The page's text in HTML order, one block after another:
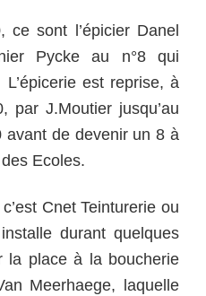
ce sont l’épicier Danel
Pycke au n°8 qui
est reprise, à
par J.Moutier jusqu’au
avant de devenir un 8 à
Ecoles.
Cnet Teinturerie ou
durant quelques
la place à la boucherie
Meerhaege, laquelle